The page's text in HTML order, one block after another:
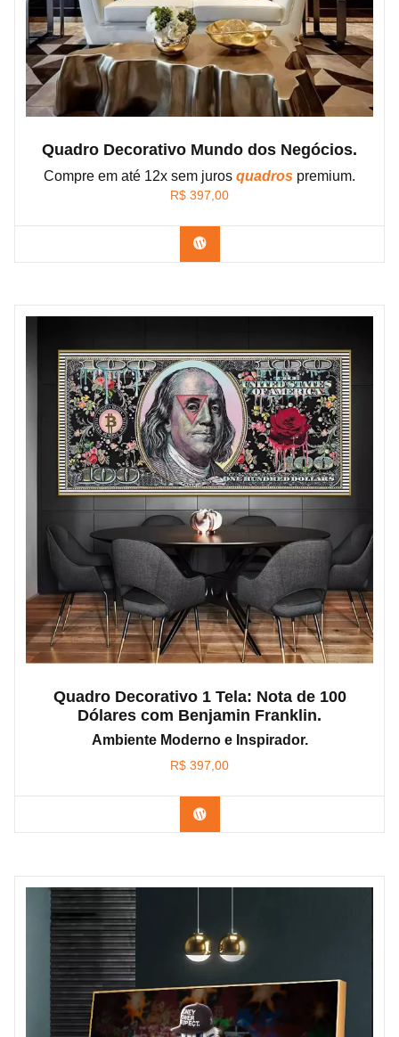
Quadro Decorativo Mundo dos Negócios.
Compre em até 12x sem juros quadros premium.
R$ 397,00
Confira os modelos
Quadro Decorativo 1 Tela: Nota de 100
Dólares com Benjamin Franklin.
Ambiente Moderno e Inspirador.
R$ 397,00
Confira os modelos